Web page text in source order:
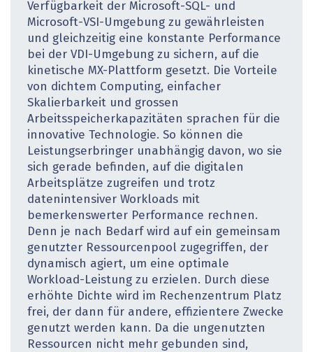
Verfügbarkeit der Microsoft-SQL- und
Microsoft-VSI-Umgebung zu gewährleisten
und gleichzeitig eine konstante Performance
bei der VDI-Umgebung zu sichern, auf die
kinetische MX-Plattform gesetzt. Die Vorteile
von dichtem Computing, einfacher
Skalierbarkeit und grossen
Arbeitsspeicherkapazitäten sprachen für die
innovative Technologie. So können die
Leistungserbringer unabhängig davon, wo sie
sich gerade befinden, auf die digitalen
Arbeitsplätze zugreifen und trotz
datenintensiver Workloads mit
bemerkenswerter Performance rechnen.
Denn je nach Bedarf wird auf ein gemeinsam
genutzter Ressourcenpool zugegriffen, der
dynamisch agiert, um eine optimale
Workload-Leistung zu erzielen. Durch diese
erhöhte Dichte wird im Rechenzentrum Platz
frei, der dann für andere, effizientere Zwecke
genutzt werden kann. Da die ungenutzten
Ressourcen nicht mehr gebunden sind,